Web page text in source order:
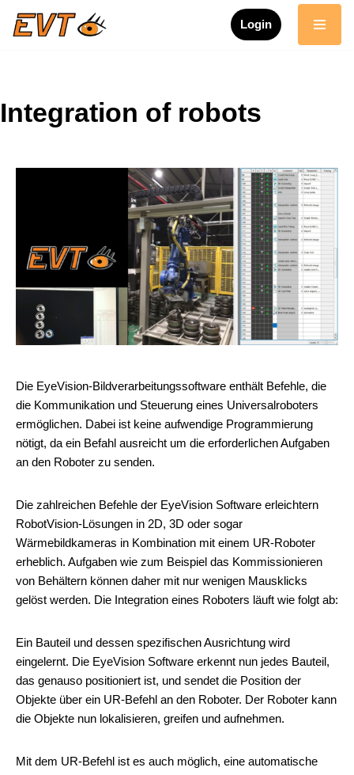
Login
Integration of robots
Die EyeVision-Bildverarbeitungssoftware enthält Befehle, die
die Kommunikation und Steuerung eines Universalroboters
ermöglichen. Dabei ist keine aufwendige Programmierung
nötigt, da ein Befahl ausreicht um die erforderlichen Aufgaben
an den Roboter zu senden.
Die zahlreichen Befehle der EyeVision Software erleichtern
RobotVision-Lösungen in 2D, 3D oder sogar
Wärmebildkameras in Kombination mit einem UR-Roboter
erheblich. Aufgaben wie zum Beispiel das Kommissionieren
von Behältern können daher mit nur wenigen Mausklicks
gelöst werden. Die Integration eines Roboters läuft wie folgt ab:
Ein Bauteil und dessen spezifischen Ausrichtung wird
eingelernt. Die EyeVision Software erkennt nun jedes Bauteil,
das genauso positioniert ist, und sendet die Position der
Objekte über ein UR-Befehl an den Roboter. Der Roboter kann
die Objekte nun lokalisieren, greifen und aufnehmen.
Mit dem UR-Befehl ist es auch möglich, eine automatische